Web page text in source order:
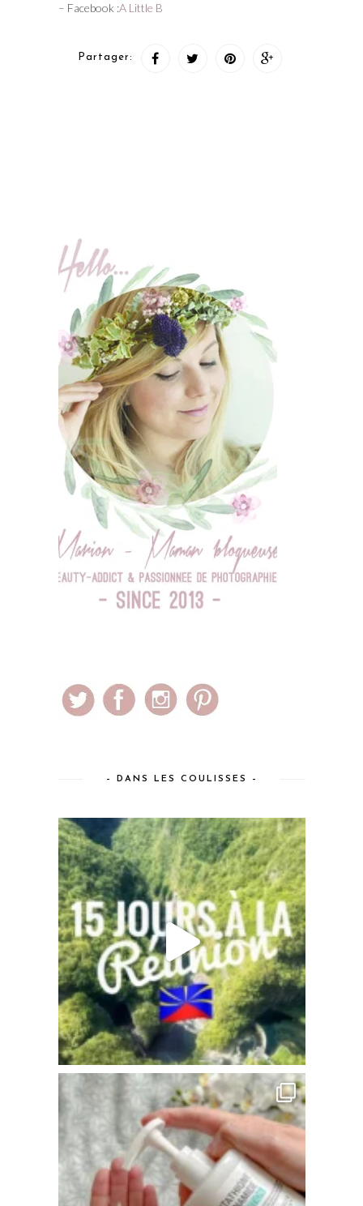
– Facebook :A Little B
Partager:
– DANS LES COULISSES –